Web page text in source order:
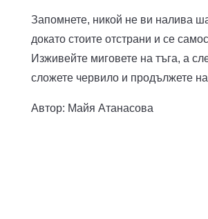
Запомнете, никой не ви налива
докато стоите отстрани и се
Изживейте миговете на тъга, а
сложете червило и продължете
Автор: Майя Атанасова